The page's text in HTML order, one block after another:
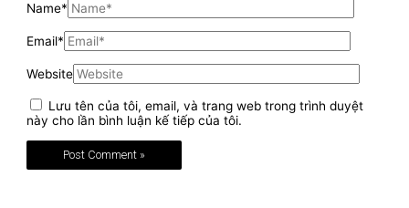
Name*
Email*
Website
Lưu tên của tôi, email, và trang web trong trình duyệt
này cho lần bình luận kế tiếp của tôi.